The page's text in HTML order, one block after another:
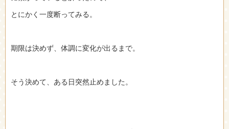
とにかく一度断ってみる。
期限は決めず、体調に変化が出るまで。
そう決めて、ある日突然止めました。